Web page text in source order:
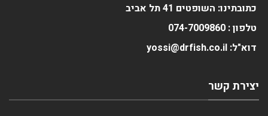
כתובתינו: השופטים 41 תל אביב
טלפון : 074-7009860
דוא"ל: yossi@drfish.co.il
יצירת קשר